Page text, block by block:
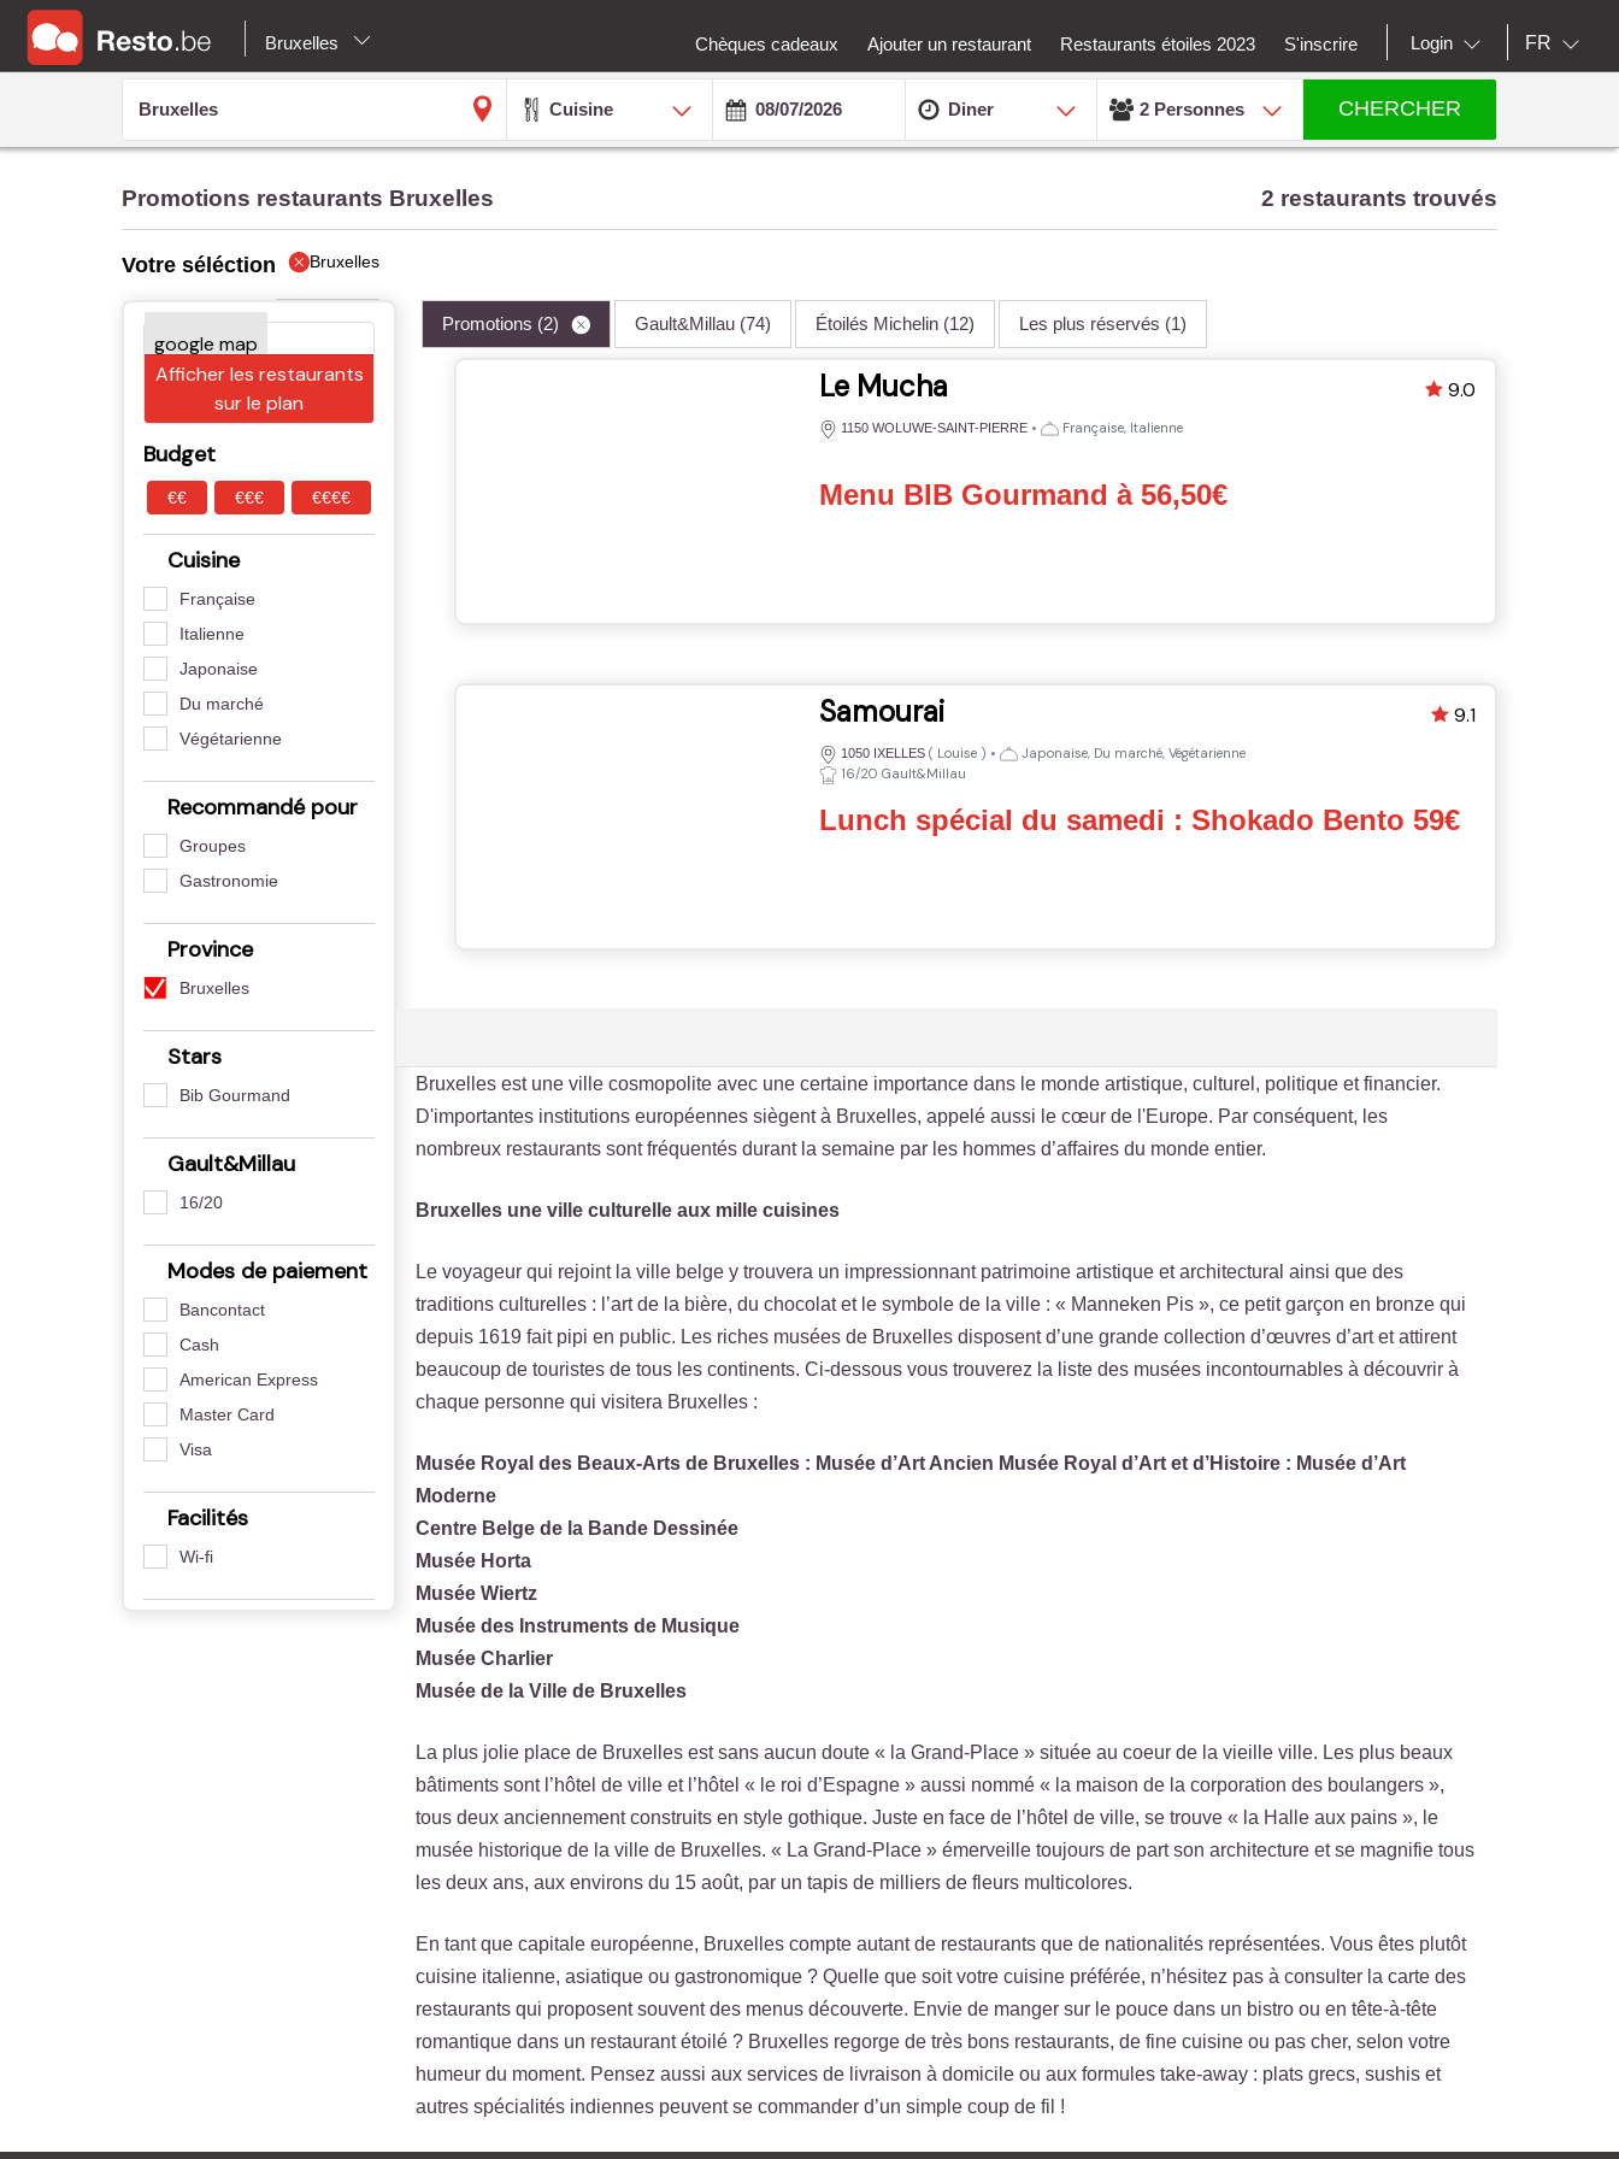
Bruxelles Chèques cadeaux Ajouter un restaurant Restaurants étoiles 2023 S'inscrire Login FR
Cuisine Diner 2 Personnes CHERCHER
Promotions restaurants Bruxelles 2 restaurants trouvés
Votre séléction Bruxelles
Afficher les restaurants
sur le plan
Budget
€€ €€€ €€€€
Cuisine
Française
Italienne
Japonaise
Du marché
Végétarienne
Recommandé pour
Groupes
Gastronomie
Province
Bruxelles
Stars
Bib Gourmand
Gault&Millau
16/20
Modes de paiement
Bancontact
Cash
American Express
Master Card
Visa
Facilités
Wi-fi
Promotions (2) Gault&Millau (74) Étoilés Michelin (12) Les plus réservés (1)
Le Mucha
1150 WOLUWE-SAINT-PIERRE • Française, Italienne
9.0
Menu BIB Gourmand à 56,50€
Samourai
1050 IXELLES ( Louise) •
Japonaise, Du marché, Végétarienne
16/20 Gault&Millau
9.1
Lunch spécial du samedi : Shokado Bento 59€
Bruxelles est une ville cosmopolite avec une certaine importance dans le monde artistique, culturel, politique et financier.
D'importantes institutions européennes siègent à Bruxelles, appelé aussi le cœur de l'Europe. Par conséquent, les
nombreux restaurants sont fréquentés durant la semaine par les hommes d’affaires du monde entier.
Bruxelles une ville culturelle aux mille cuisines
Le voyageur qui rejoint la ville belge y trouvera un impressionnant patrimoine artistique et architectural ainsi que des
traditions culturelles : l’art de la bière, du chocolat et le symbole de la ville : « Manneken Pis », ce petit garçon en bronze qui
depuis 1619 fait pipi en public. Les riches musées de Bruxelles disposent d’une grande collection d’œuvres d’art et attirent
beaucoup de touristes de tous les continents. Ci-dessous vous trouverez la liste des musées incontournables à découvrir à
chaque personne qui visitera Bruxelles :
Musée Royal des Beaux-Arts de Bruxelles : Musée d’Art Ancien Musée Royal d’Art et d’Histoire : Musée d’Art
Moderne
Centre Belge de la Bande Dessinée
Musée Horta
Musée Wiertz
Musée des Instruments de Musique
Musée Charlier
Musée de la Ville de Bruxelles
La plus jolie place de Bruxelles est sans aucun doute « la Grand-Place » située au coeur de la vieille ville. Les plus beaux
bâtiments sont l’hôtel de ville et l’hôtel « le roi d’Espagne » aussi nommé « la maison de la corporation des boulangers »,
tous deux anciennement construits en style gothique. Juste en face de l’hôtel de ville, se trouve « la Halle aux pains », le
musée historique de la ville de Bruxelles. « La Grand-Place » émerveille toujours de part son architecture et se magnifie tous
les deux ans, aux environs du 15 août, par un tapis de milliers de fleurs multicolores.
En tant que capitale européenne, Bruxelles compte autant de restaurants que de nationalités représentées. Vous êtes plutôt
cuisine italienne, asiatique ou gastronomique ? Quelle que soit votre cuisine préférée, n’hésitez pas à consulter la carte des
restaurants qui proposent souvent des menus découverte. Envie de manger sur le pouce dans un bistro ou en tête-à-tête
romantique dans un restaurant étoilé ? Bruxelles regorge de très bons restaurants, de fine cuisine ou pas cher, selon votre
humeur du moment. Pensez aussi aux services de livraison à domicile ou aux formules take-away : plats grecs, sushis et
autres spécialités indiennes peuvent se commander d’un simple coup de fil !